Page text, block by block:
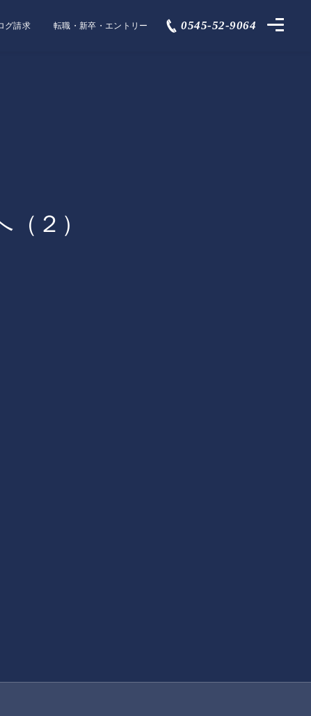
グ請求 転職・新卒・エントリー 0545-52-9064
２）